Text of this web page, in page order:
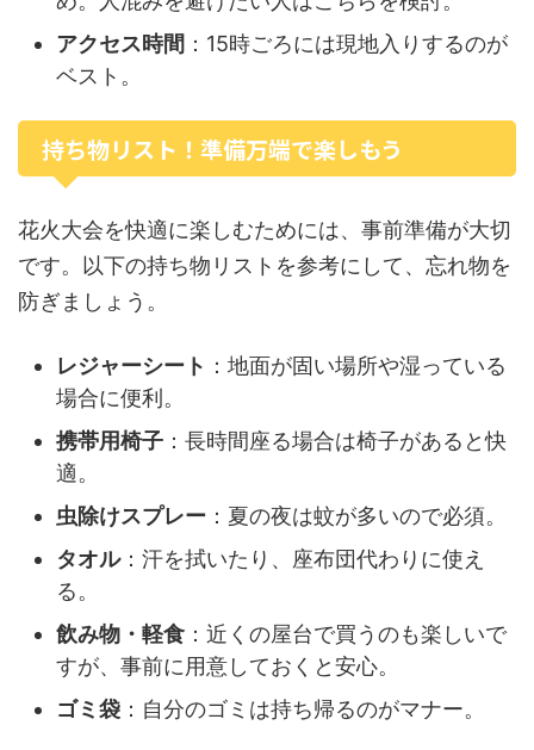
アクセス時間 ：15時ごろには現地入りするのが
ベスト。
持ち物リスト！準備万端で楽しもう
花火大会を快適に楽しむためには、事前準備が大切
です。以下の持ち物リストを参考にして、忘れ物を
防ぎましょう。
レジャーシート ：地面が固い場所や湿っている
場合に便利。
携帯用椅子 ：長時間座る場合は椅子があると快
適。
虫除けスプレー ：夏の夜は蚊が多いので必須。
タオル：汗を拭いたり、座布団代わりに使え
る。
飲み物・軽食 ：近くの屋台で買うのも楽しいで
すが、事前に用意しておくと安心。
ゴミ袋 ：自分のゴミは持ち帰るのがマナー。